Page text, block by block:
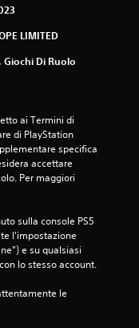
LIMITED
Giochi Di Ruolo
ai Termini di
di PlayStation
specifica
accettare
Per maggiori
sulla console PS5
l'impostazione
e su qualsiasi
lo stesso account.
le